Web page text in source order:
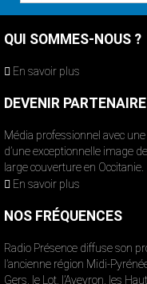
QUI SOMMES-NOUS ?
En savoir plus
DEVENIR PARTENAIRE
Média professionnel avec
d’une exceptionnelle image
large couverture en Occitanie.
En savoir plus
NOS FRÉQUENCES
Radio Présence diffuse son
l’ancienne région Midi-
Gers, le Lot, l’Aveyron, les